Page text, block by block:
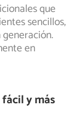
que
sencillos,
en
y más